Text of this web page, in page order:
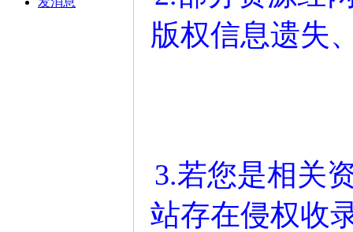
版权信息遗失
3.若您是相关
站存在侵权收